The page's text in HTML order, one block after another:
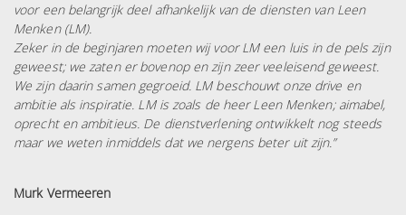
voor een belangrijk deel afhankelijk van de diensten van Leen
Menken (LM).
Zeker in de beginjaren moeten wij voor LM een luis in de pels zijn
geweest; we zaten er bovenop en zijn zeer veeleisend geweest.
We zijn daarin samen gegroeid. LM beschouwt onze drive en
ambitie als inspiratie. LM is zoals de heer Leen Menken; aimabel,
oprecht en ambitieus. De dienstverlening ontwikkelt nog steeds
maar we weten inmiddels dat we nergens beter uit zijn.”
Murk Vermeeren